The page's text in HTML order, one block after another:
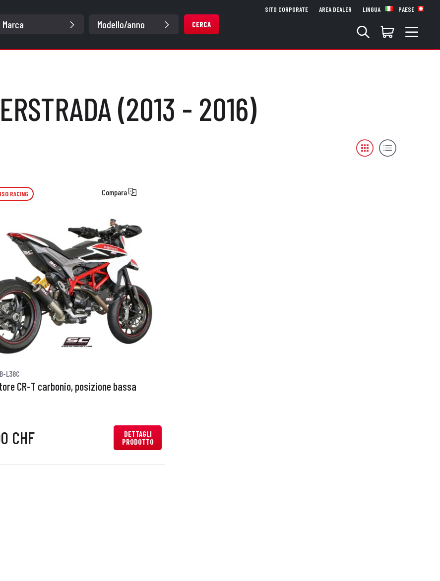
CERCA
SITO CORPORATE AREA DEALER LINGUA PAESE
(2013 - 2016)
RACING Compara
L38C
CR-T carbonio, posizione bassa
CHF
DETTAGLI
PRODOTTO